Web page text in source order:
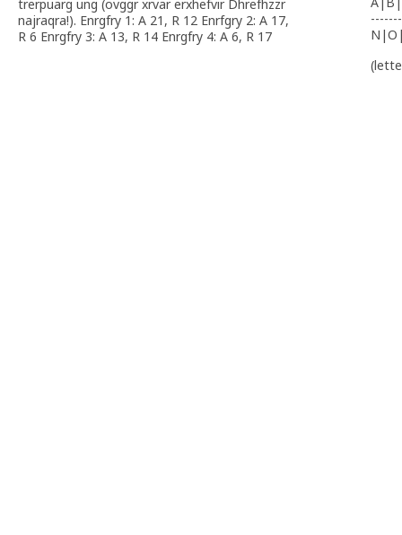
trerpuarg ung (ovggr xrvar erxhefvir Dhrefhzzr
najraqra!). Enrgfry 1: A 21, R 12 Enrfgry 2: A 17,
R 6 Enrgfry 3: A 13, R 14 Enrgfry 4: A 6, R 17